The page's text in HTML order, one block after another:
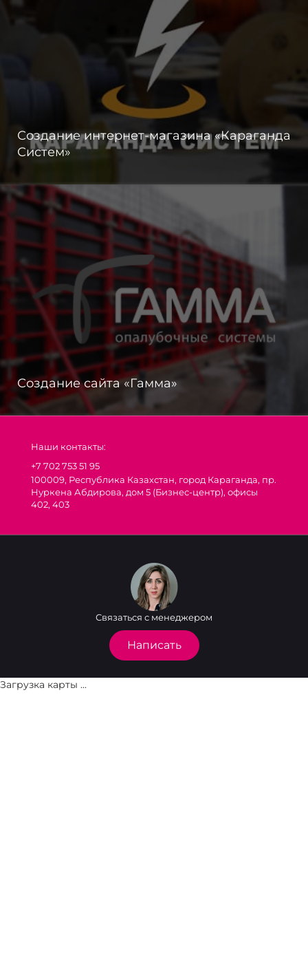
Создание интернет-магазина «Караганда
Систем»
Создание сайта «Гамма»
Наши контакты:
+7 702 753 51 95
100009, Республика Казахстан, город Караганда, пр.
Нуркена Абдирова, дом 5 (Бизнес-центр), офисы
402, 403
Связаться с менеджером
Написать
Загрузка карты ...